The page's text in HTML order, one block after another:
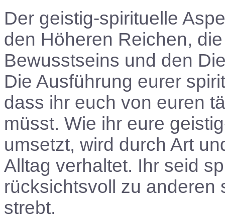
Der geistig-spirituelle
den Höheren Reichen,
Bewusstseins und den
Die Ausführung eurer
dass ihr euch von euren
müsst. Wie ihr eure
umsetzt, wird durch Art
Alltag verhaltet. Ihr seid
rücksichtsvoll zu anderen
strebt.